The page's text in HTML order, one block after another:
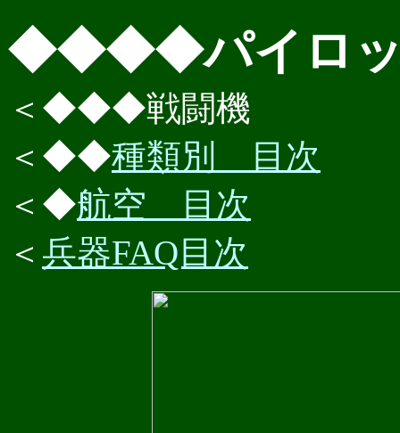
◆◆◆◆パイロ
＜◆◆◆戦闘機
＜◆◆種類別 目次
＜◆航空 目次
＜ 兵器FAQ目次